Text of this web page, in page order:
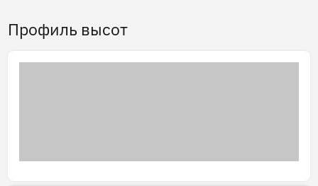
Профиль высот